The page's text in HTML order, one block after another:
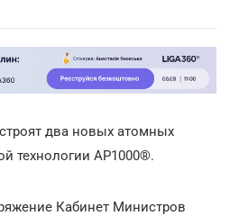
два новых атомных
технологии АР1000®.
Кабинет Министров